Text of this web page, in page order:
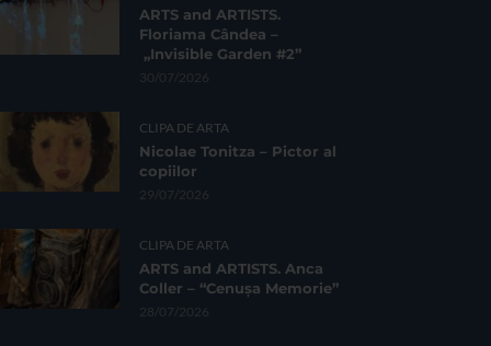
ARTS and ARTISTS.
Floriama Cândea –
„Invisible Garden #2”
30/07/2026
CLIPA DE ARTA
Nicolae Tonitza – Pictor al
copiilor
29/07/2026
CLIPA DE ARTA
ARTS and ARTISTS. Anca
Coller – “Cenușa Memorie”
28/07/2026